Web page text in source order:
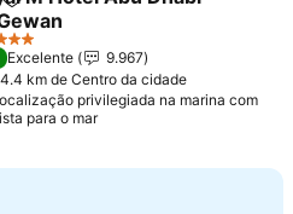
Adicionar aos favoritos
Excelente
9.967
km de Centro da cidade
privilegiada na marina com
para o mar